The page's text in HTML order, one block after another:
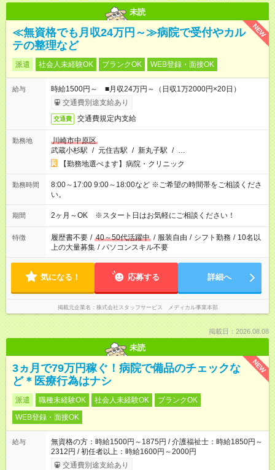
未読
NEW
≪無資格でも月収24万円～≫病院で受付やカル
テの整理など
派遣 社会人未経験OK ブランクOK WEB登録・面接OK
給与
時給1500円～ ■月収24万円～（日収1万2000円×20日）
交通費別途支給あり
交通費 交通費規定内支給
勤務地
川崎市中原区
武蔵小杉駅 / 元住吉駅 / 新丸子駅 / …
【勤務地選べます】病院・クリニック
勤務時間
8:00～17:00 9:00～18:00など ※ご希望の時間帯をご相談くださ
い。
期間 2ヶ月～OK ※スタート日はお気軽にご相談ください！
特徴 履歴書不要 / 40～50代活躍中 / 服装自由 / シフト勤務 / 10名以
上の大量募集 / パソコンスキル不要
気になる！ 応募する 詳細へ
掲載元企業名 株式会社スタッフサービス メディカル事業本部
掲載日：2026.08.08
未読
NEW
3ヵ月で79万円稼ぐ！病院で備品のチェックな
ど＊医療行為はナシ
派遣 職種未経験OK 社会人未経験OK
ブランクOK
WEB登録・面接OK
給与
無資格の方：時給1500円～1875円 / 介護福祉士：時給1850円～
2312円 / 初任者以上：時給1600円～2000円
交通費別途支給あり